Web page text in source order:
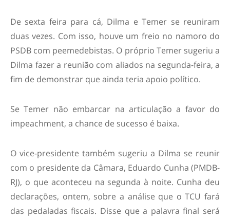
De sexta feira para cá, Dilma e Temer se reuniram
duas vezes. Com isso, houve um freio no namoro do
PSDB com peemedebistas. O próprio Temer sugeriu a
Dilma fazer a reunião com aliados na segunda-feira, a
fim de demonstrar que ainda teria apoio político.
Se Temer não embarcar na articulação a favor do
impeachment, a chance de sucesso é baixa.
O vice-presidente também sugeriu a Dilma se reunir
com o presidente da Câmara, Eduardo Cunha (PMDB-
RJ), o que aconteceu na segunda à noite. Cunha deu
declarações, ontem, sobre a análise que o TCU fará
das pedaladas fiscais. Disse que a palavra final será